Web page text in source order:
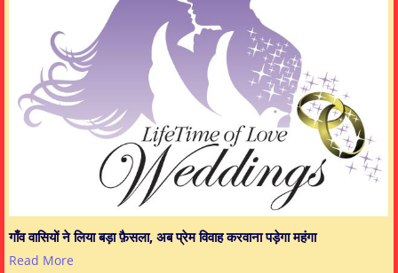
गाँव वासियों ने लिया बड़ा फ़ैसला, अब प्रेम विवाह करवाना पड़ेगा महंगा
Read More